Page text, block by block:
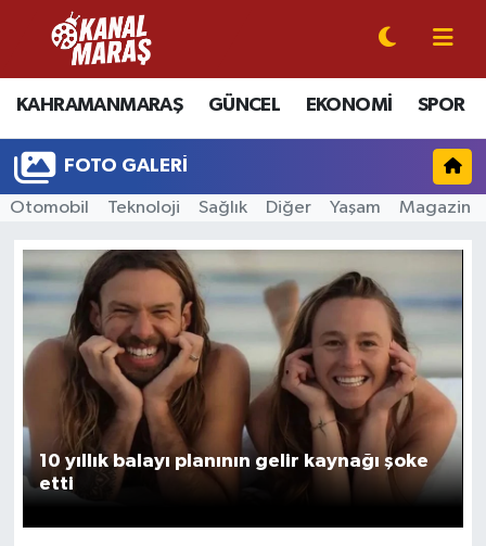
KAHRAMANMARAŞ GÜNCEL EKONOMİ SPOR
FOTO GALERI
Otomobil Teknoloji Sağlık Diğer Yaşam Magazin
10 yıllık balayı planının gelir kaynağı şoke
etti
CANLI YAYIN
KAHRAMANMARAŞ
GÜNCEL
SPOR
SİYASET
EKONOMİ
GÜNDEM
MAGAZİN
SAĞLIK
Kahramanmaraş Nöbetçi Eczaneler
Kahramanmaraş Hava Durumu
Kahramanmaraş Namaz Vakitleri
Kahramanmaraş Trafik Yoğunluk Haritası
Süper Lig Puan Durumu ve Fikstür
Tüm Manşetler
Son Dakika Haberleri
Haber Arşivi